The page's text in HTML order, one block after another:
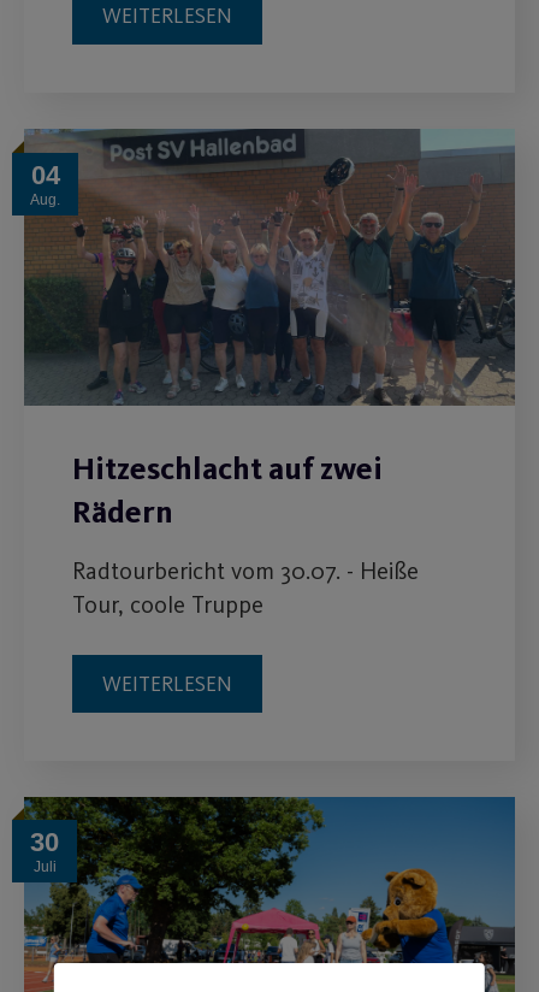
WEITERLESEN
04
Aug.
Hitzeschlacht auf zwei
Rädern
Radtourbericht vom 30.07. - Heiße
Tour, coole Truppe
WEITERLESEN
30
Juli